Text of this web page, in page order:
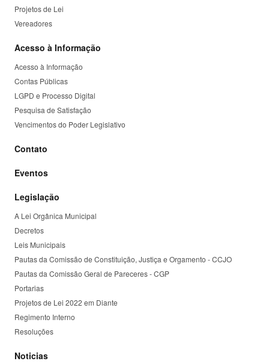
Projetos de Lei
Vereadores
Acesso à Informação
Acesso à Informação
Contas Públicas
LGPD e Processo Digital
Pesquisa de Satisfação
Vencimentos do Poder Legislativo
Contato
Eventos
Legislação
A Lei Orgânica Municipal
Decretos
Leis Municipais
Pautas da Comissão de Constituição, Justiça e Orgamento - CCJO
Pautas da Comissão Geral de Pareceres - CGP
Portarias
Projetos de Lei 2022 em Diante
Regimento Interno
Resoluções
Noticias